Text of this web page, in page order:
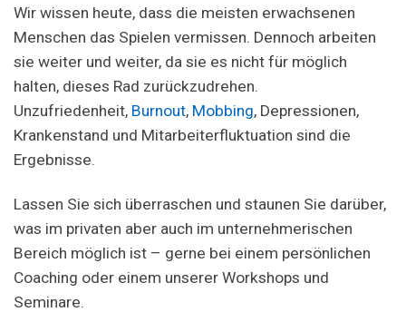
Wir wissen heute, dass die meisten erwachsenen
Menschen das Spielen vermissen. Dennoch arbeiten
sie weiter und weiter, da sie es nicht für möglich
halten, dieses Rad zurückzudrehen.
Unzufriedenheit, Burnout, Mobbing, Depressionen,
Krankenstand und Mitarbeiterfluktuation sind die
Ergebnisse.
Lassen Sie sich überraschen und staunen Sie darüber,
was im privaten aber auch im unternehmerischen
Bereich möglich ist – gerne bei einem persönlichen
Coaching oder einem unserer Workshops und
Seminare.